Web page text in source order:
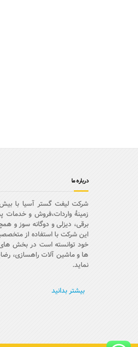
درباره ما
شرکت لیفت گستر آسیا با
زمینۀ واردات،فروش و خدمات
برقی، دیزلی و دوگانه سوز و
این شرکت با استفاده از
خود توانسته است در بخش های
ها و ماشین آلات راهسازی،
نماید.
بیشتر بدانید